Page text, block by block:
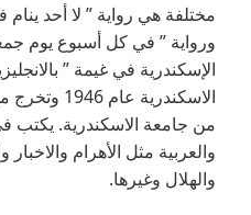
مختلفة هي رواية ” لا أحد ينام
ورواية ” في كل أسبوع يوم جمعة
الإسكندرية في غيمة ”
الاسكندرية
من جامعة الاسكندرية. يكتب
والعربية مثل الأهرام والاخبار
والهلال وغيرها.